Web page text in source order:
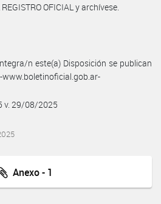
OFICIAL y archívese.
n este(a) Disposición se publican
www.boletinoficial.gob.ar-
v. 29/08/2025
Anexo - 1